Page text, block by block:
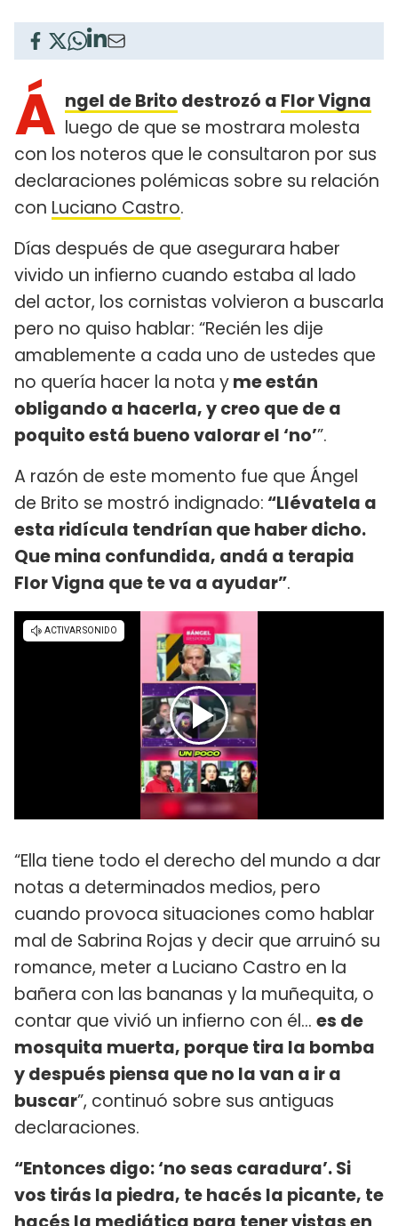
Á ngel de Brito destrozó a Flor Vigna
luego de que se mostrara molesta
con los noteros que le consultaron por sus
declaraciones polémicas sobre su relación
con Luciano Castro.
Días después de que asegurara haber
vivido un infierno cuando estaba al lado
del actor, los cornistas volvieron a buscarla
pero no quiso hablar: “Recién les dije
amablemente a cada uno de ustedes que
no quería hacer la nota yme están
obligando a hacerla, y creo que de a
poquito está bueno valorar el ‘no’”.
A razón de este momento fue que Ángel
de Brito se mostró indignado: “Llévatela a
esta ridícula tendrían que haber dicho.
Que mina confundida, andá a terapia
Flor Vigna que te va a ayudar”.
“Ella tiene todo el derecho del mundo a dar
notas a determinados medios, pero
cuando provoca situaciones como hablar
mal de Sabrina Rojas y decir que arruinó su
romance, meter a Luciano Castro en la
bañera con las bananas y la muñequita, o
contar que vivió un infierno con él… es de
mosquita muerta, porque tira la bomba
y después piensa que no la van a ir a
buscar”, continuó sobre sus antiguas
declaraciones.
“Entonces digo: ‘no seas caradura’. Si
vos tirás la piedra, te hacés la picante, te